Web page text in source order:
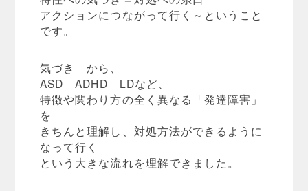
アクションにつながって行く～ということ
です。
気づき から、
ASD ADHD LDなど、
特徴や関わり方の全く異なる「発達障害」
を
きちんと理解し、対処方法ができるように
なって行く
という大きな流れを理解できました。